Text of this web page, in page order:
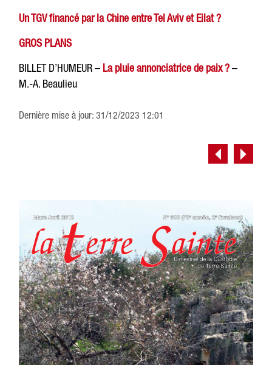
Un TGV financé par la Chine entre Tel Aviv et Eilat ?
GROS PLANS
BILLET D’HUMEUR – La pluie annonciatrice de paix ?–
M.-A. Beaulieu
Dernière mise à jour: 31/12/2023 12:01